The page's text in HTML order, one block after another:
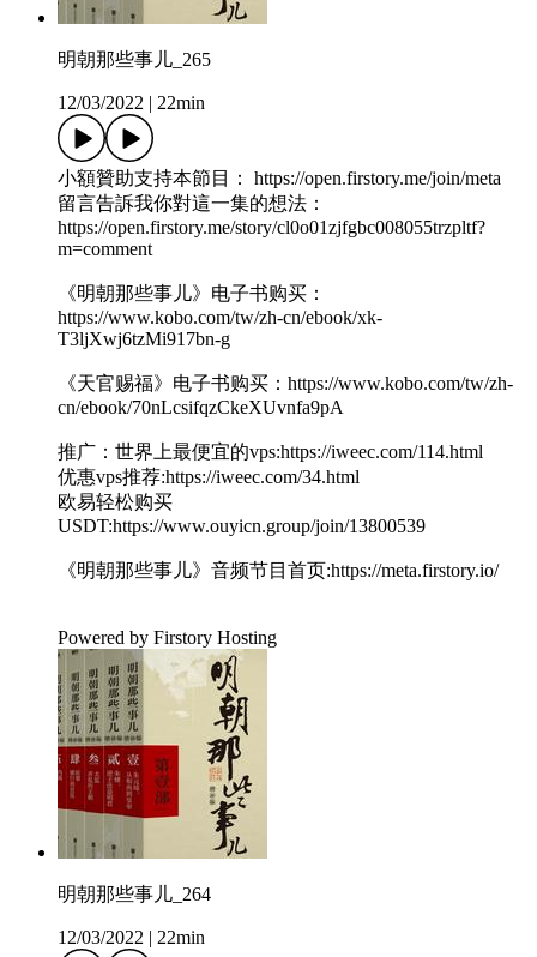
明朝那些事儿_265
12/03/2022 22min
小額贊助支持本節目： https://open.firstory.me/join/meta
留言告訴我你對這一集的想法：
https://open.firstory.me/story/cl0o01zjfgbc008055trzpltf?
m=comment
《明朝那些事儿》电子书购买：
https://www.kobo.com/tw/zh-cn/ebook/xk-
T3ljXwj6tzMi917bn-g
《天官赐福》电子书购买：https://www.kobo.com/tw/zh-
cn/ebook/70nLcsifqzCkeXUvnfa9pA
推广：世界上最便宜的vps:https://iweec.com/114.html
优惠vps推荐:https://iweec.com/34.html
欧易轻松购买
USDT:https://www.ouyicn.group/join/13800539
《明朝那些事儿》音频节目首页:https://meta.firstory.io/
Powered by Firstory Hosting
明朝那些事儿_264
12/03/2022 22min